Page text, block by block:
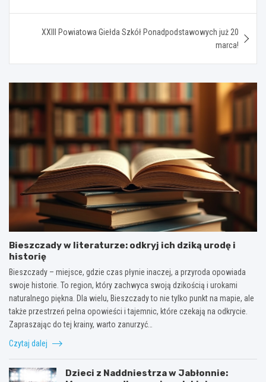
XXIII Powiatowa Giełda Szkół Ponadpodstawowych już 20
marca!
Bieszczady w literaturze: odkryj ich dziką urodę i
historię
Bieszczady – miejsce, gdzie czas płynie inaczej, a przyroda opowiada
swoje historie. To region, który zachwyca swoją dzikością i urokami
naturalnego piękna. Dla wielu, Bieszczady to nie tylko punkt na mapie, ale
także przestrzeń pełna opowieści i tajemnic, które czekają na odkrycie.
Zapraszając do tej krainy, warto zanurzyć…
Czytaj dalej
Dzieci z Naddniestrza w Jabłonnie: